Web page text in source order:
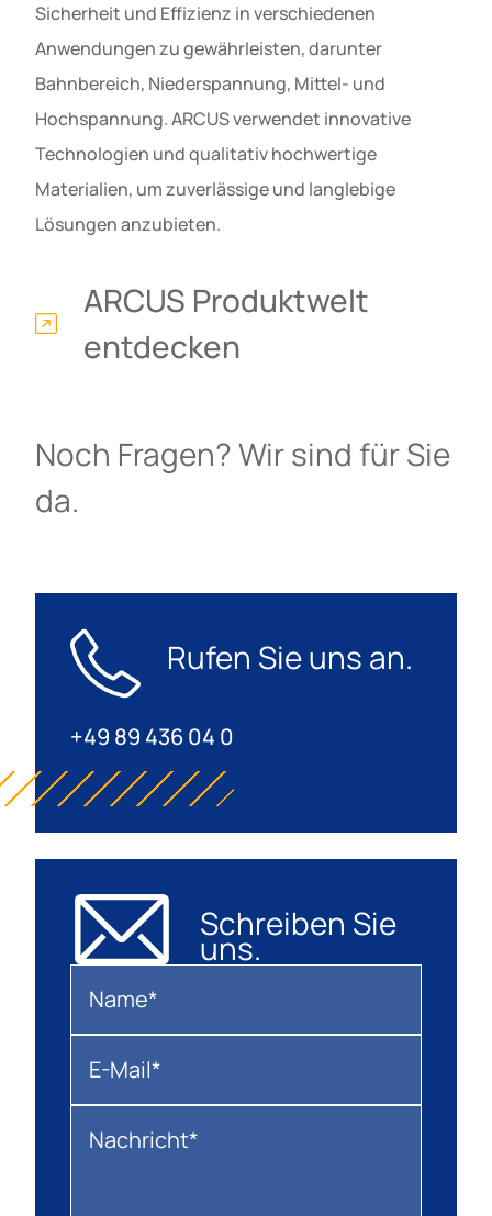
Sicherheit und Effizienz in verschiedenen
Anwendungen zu gewährleisten, darunter
Bahnbereich, Niederspannung, Mittel- und
Hochspannung. ARCUS verwendet innovative
Technologien und qualitativ hochwertige
Materialien, um zuverlässige und langlebige
Lösungen anzubieten.
ARCUS Produktwelt
entdecken
Noch Fragen? Wir sind für Sie
da.
Rufen Sie uns an.
+49 89 436 04 0
Schreiben Sie
uns.